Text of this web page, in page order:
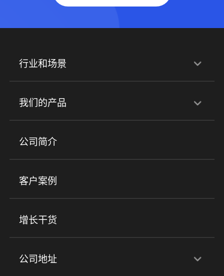
行业和场景
行业解决方案
培训机构 职业技能培训 兴趣培训
金融行业
心理机构
我们的产品
产品
小程序商城 ERP 企微SCRM
社群圈子
公司简介
客户案例
增长干货
公司地址